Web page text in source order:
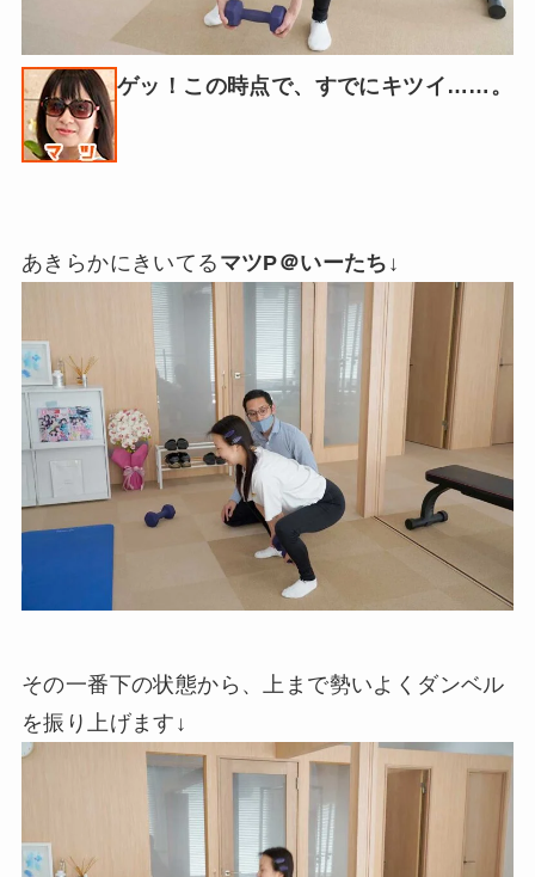
ゲッ！この時点で、すでにキツイ……。
あきらかにきいてる マツP＠いーたち ↓
その一番下の状態から、上まで勢いよくダンベル
を振り上げます↓